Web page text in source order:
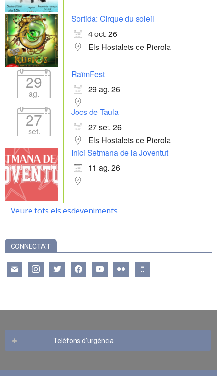
Sortida: Cirque du soleil
4 oct. 26
Els Hostalets de Pierola
29
ag.
RaïmFest
29 ag. 26
27
set.
Jocs de Taula
27 set. 26
Els Hostalets de Pierola
Inici Setmana de la Joventut
11 ag. 26
Veure tots els esdeveniments
CONNECTA’T
mail instagramtwitter facebookyoutube flickr mobile
Telèfons d’urgència